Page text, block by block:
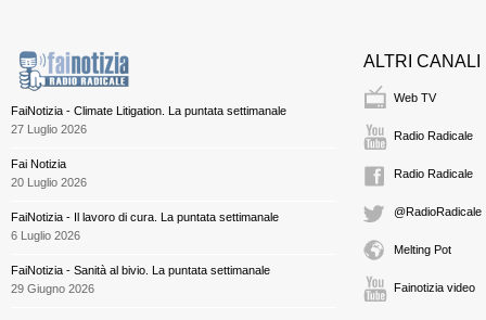
FaiNotizia - Climate Litigation. La puntata settimanale
27 Luglio 2026
Fai Notizia
20 Luglio 2026
FaiNotizia - Il lavoro di cura. La puntata settimanale
6 Luglio 2026
FaiNotizia - Sanità al bivio. La puntata settimanale
29 Giugno 2026
ALTRI CANALI
Web TV
Radio Radicale
Radio Radicale
@RadioRadicale
Melting Pot
Fainotizia video